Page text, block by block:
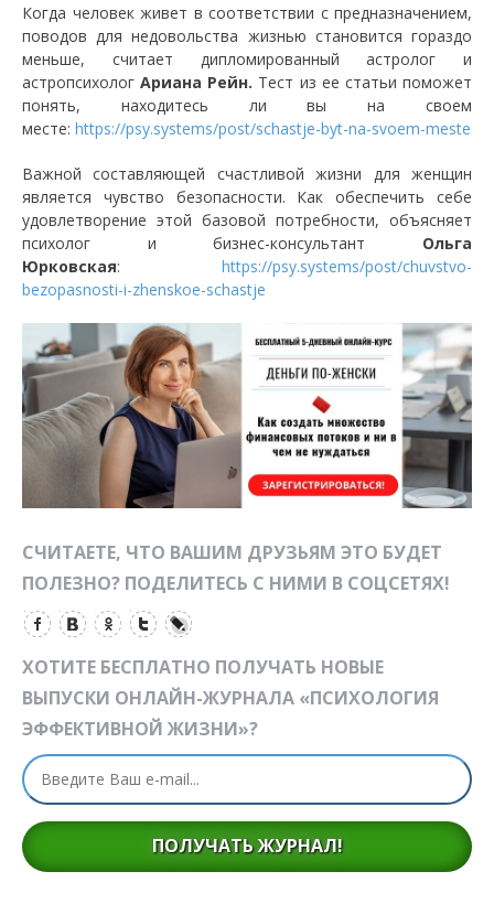
Когда человек живет в соответствии с предназначением,
поводов для недовольства жизнью становится гораздо
меньше, считает дипломированный астролог и
астропсихологАриана Рейн. Тест из ее статьи поможет
понять, находитесь ли вы на своем
месте: https://psy.systems/post/schastje-byt-na-svoem-meste
Важной составляющей счастливой жизни для женщин
является чувство безопасности. Как обеспечить себе
удовлетворение этой базовой потребности, объясняет
психолог и бизнес-консультант Ольга
Юрковская: https://psy.systems/post/chuvstvo-
bezopasnosti-i-zhenskoe-schastje
СЧИТАЕТЕ, ЧТО ВАШИМ ДРУЗЬЯМ ЭТО БУДЕТ
ПОЛЕЗНО? ПОДЕЛИТЕСЬ С НИМИ В СОЦСЕТЯХ!
ХОТИТЕ БЕСПЛАТНО ПОЛУЧАТЬ НОВЫЕ
ВЫПУСКИ ОНЛАЙН-ЖУРНАЛА «ПСИХОЛОГИЯ
ЭФФЕКТИВНОЙ ЖИЗНИ»?
ПОЛУЧАТЬ ЖУРНАЛ!